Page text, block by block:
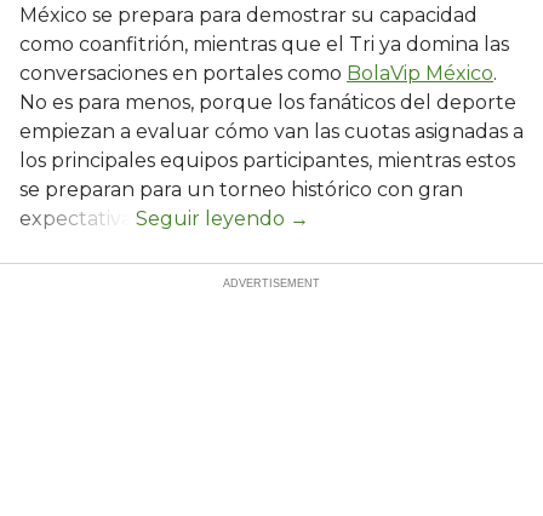
México se prepara para demostrar su capacidad
como coanfitrión, mientras que el Tri ya domina las
conversaciones en portales como BolaVip México.
No es para menos, porque los fanáticos del deporte
empiezan a evaluar cómo van las cuotas asignadas a
los principales equipos participantes, mientras estos
se preparan para un torneo histórico con gran
expectativa.